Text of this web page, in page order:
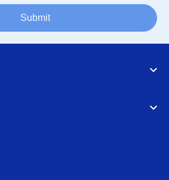
Submit